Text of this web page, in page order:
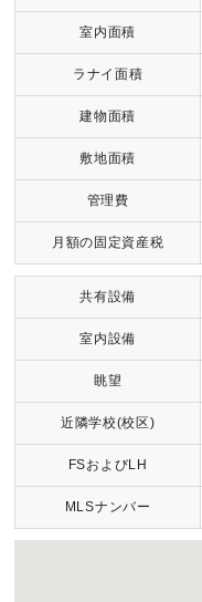
室内面積
ラナイ面積
建物面積
敷地面積
管理費
月額の固定資産税
共有設備
室内設備
眺望
近隣学校(校区)
FSおよびLH
MLSナンバー